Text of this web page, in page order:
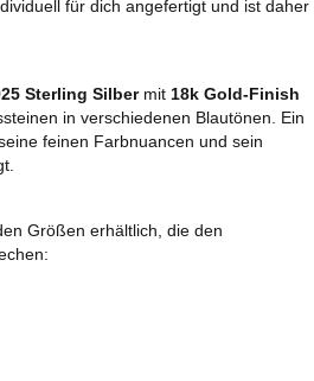
für dich angefertigt und ist daher
Sterling Silbermit 18k Gold-Finish
in verschiedenen Blautönen. Ein
feinen Farbnuancen und sein
Größen erhältlich, die den